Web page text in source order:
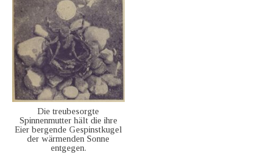
Die treubesorgte
Spinnenmutter hält die ihre
Eier bergende Gespinstkugel
der wärmenden Sonne
entgegen.